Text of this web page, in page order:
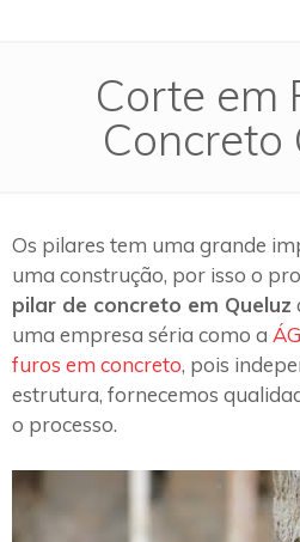
Corte em
Concreto
Os pilares tem uma grande
uma construção, por isso o
pilar de concreto em Queluz
uma empresa séria como a
furos em concreto, pois
estrutura, fornecemos
o processo.